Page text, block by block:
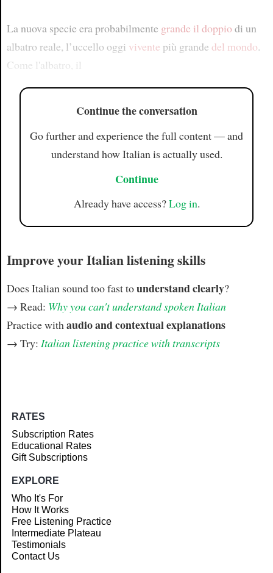
La nuova specie era probabilmente grande il doppiodi un
albatro reale, l’uccello oggi vivente più grande del mondo.
Come l'albatro, il
Continue the conversation
Go further and experience the full content — and
understand how Italian is actually used.
Continue
Already have access?Log in.
Improve your Italian listening skills
Does Italian sound too fast tounderstand clearly?
→ Read: Why you can't understand spoken Italian
Practice with audio and contextual explanations
→ Try: Italian listening practice with transcripts
RATES
Subscription Rates
Educational Rates
Gift Subscriptions
EXPLORE
Who It's For
How It Works
Free Listening Practice
Intermediate Plateau
Testimonials
Contact Us